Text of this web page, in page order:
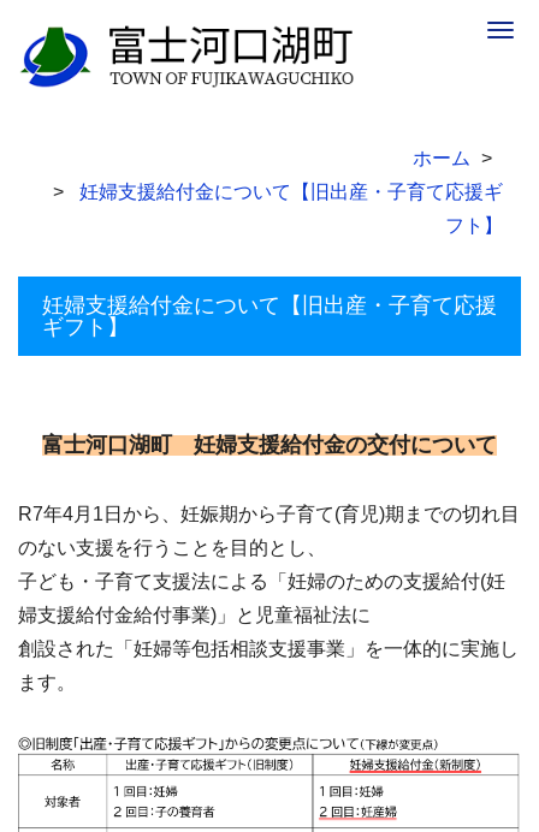
ホーム
妊婦支援給付金について【旧出産・子育て応援ギ
フト】
妊婦支援給付金について【旧出産・子育て応援
ギフト】
富士河口湖町 妊婦支援給付金の交付について
R7年4月1日から、妊娠期から子育て(育児)期までの切れ目
のない支援を行うことを目的とし、
子ども・子育て支援法による「妊婦のための支援給付(妊
婦支援給付金給付事業)」と児童福祉法に
創設された「妊婦等包括相談支援事業」を一体的に実施し
ます。